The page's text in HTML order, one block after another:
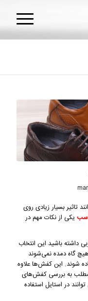
بسیار زیادی روی
یکی از نکات مهم در
باشید این انتخاب
‌گاه دمده نمی‌شوند
شوند. این کفش‌ها علاوه
مطلب به بررسی کفش‌های
در استایل استفاده